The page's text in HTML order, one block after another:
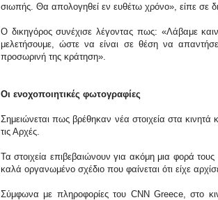
σιωπής. Θα απολογηθεί εν ευθέτω χρόνο», είπε σε
Ο δικηγόρος συνέχισε λέγοντας πως: «Λάβαμε
μελετήσουμε, ώστε να είναι σε θέση να
προσωρινή της κράτηση».
Οι ενοχοποιητικές φωτογραφίες
Σημειώνεται πως βρέθηκαν νέα στοιχεία στα
τις Αρχές.
Τα στοιχεία επιβεβαιώνουν για ακόμη μια φορά
καλά οργανωμένο σχέδιο που φαίνεται ότι είχε
Σύμφωνα με πληροφορίες του CNN Greece, στο